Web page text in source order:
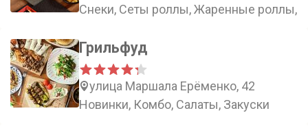
Снеки, Сеты роллы, Жаренные роллы,
Грильфуд
улица Маршала Ерёменко, 42
Новинки, Комбо, Салаты, Закуски